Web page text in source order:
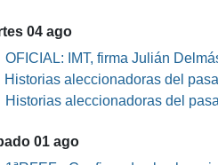
04 ago
OFICIAL: IMT, firma Julián
Historias aleccionadoras del
Historias aleccionadoras del
01 ago